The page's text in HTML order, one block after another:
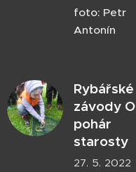
foto: Petr
Antonín
Rybářské
závody O
pohár
starosty
27. 5. 2022